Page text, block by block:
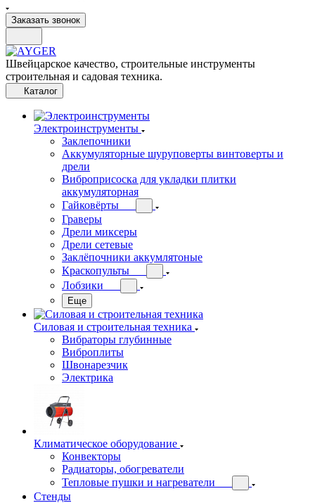
Заказать звонок
Швейцарское качество, строительные инструменты
строительная и садовая техника.
Каталог
Электроинструменты
Заклепочники
Аккумуляторные шуруповерты винтоверты и
дрели
Виброприсоска для укладки плитки
аккумуляторная
Гайковёрты
Граверы
Дрели миксеры
Дрели сетевые
Заклёпочники аккумлятоные
Краскопульты
Лобзики
Еще
Силовая и строительная техника
Вибраторы глубинные
Виброплиты
Швонарезчик
Электрика
Климатическое оборудование
Конвекторы
Радиаторы, обогреватели
Тепловые пушки и нагреватели
Стенды